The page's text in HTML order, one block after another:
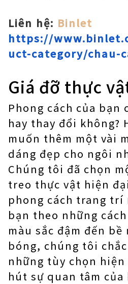
Liên hệ: Binlet
https://
uct-category/chau-
Giá đỡ thực
Phong cách của bạn
hay thay đổi không?
muốn thêm một vài
dáng đẹp cho ngôi
Chúng tôi đã chọn
treo thực vật hiện
phong cách trang trí
bạn theo những
màu sắc đậm đến
bóng, chúng tôi
những tùy chọn
hút sự quan tâm của